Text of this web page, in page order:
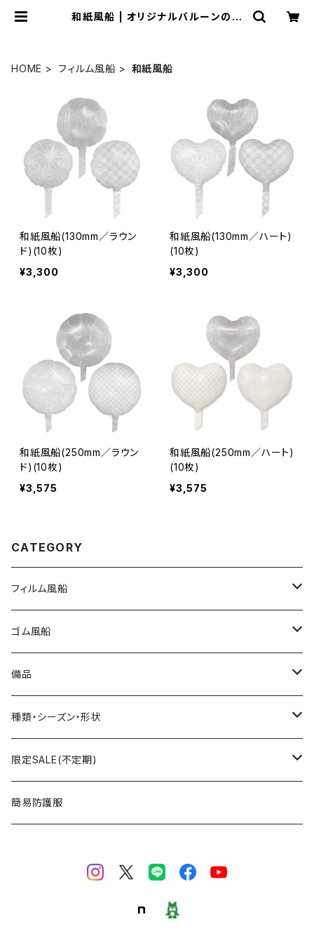
和紙風船 | オリジナルバルーンの横
HOME フィルム風船 和紙風船
和紙風船(130mm／ラウン
ド)(10枚)
¥3,300
和紙風船(130mm／ハート)
(10枚)
¥3,300
和紙風船(250mm／ラウン
ド)(10枚)
¥3,575
和紙風船(250mm／ハート)
(10枚)
¥3,575
CATEGORY
フィルム風船
大きな風船
組立3Dバルーン
文字数字バルーン
おはなバルーン
ODDバルーン
ゴム風船
プリント有り
プリント無し
セット・キット商品
備品
備品
スティック
ポンプ
クリップ
種類・シーズン・形状
おえかき
どうぶつ
限定SALE(不定期)
フィルム風船
簡易防護服